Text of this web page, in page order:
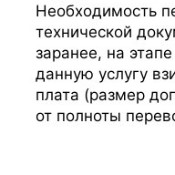
Необходимость
технической
заранее, на
данную услугу
плата (размер
от полноты